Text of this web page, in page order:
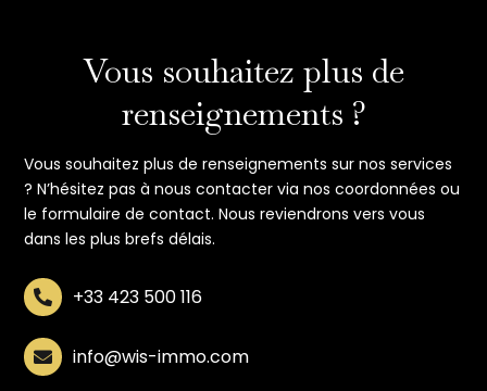
Vous souhaitez plus de
renseignements ?
Vous souhaitez plus de renseignements sur nos services
? N’hésitez pas à nous contacter via nos coordonnées ou
le formulaire de contact. Nous reviendrons vers vous
dans les plus brefs délais.
+33 423 500 116
info@wis-immo.com